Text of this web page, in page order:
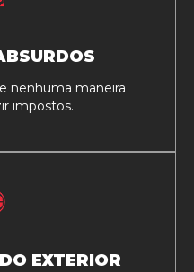
nenhuma maneira
impostos.
EXTERIOR